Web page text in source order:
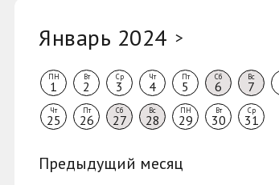
Январь 2024 >
ПН
1
Вт
2
Ср
3
Чт
4
Пт
5
Сб
6
Вс
7
Чт
25
Пт
26
Сб
27
Вс
28
ПН
29
Вт
30
Ср
31
Предыдущий месяц